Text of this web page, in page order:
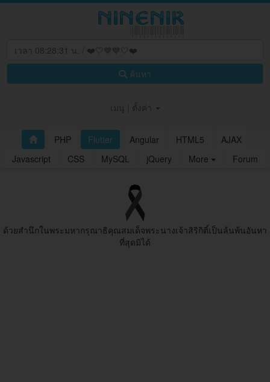
ค้นหา
เมนู | ตั้งค่า
PHP Flutter Angular HTML5
AJAX
Javascript
CSS MySQL jQuery More Forum
ด้วยสํานึกในพระมหากรุณาธิคุณสมเด็จพระนางเจ้าสิริกิติ์เป็นล้นพ้นอันหา
ที่สุดมิได้